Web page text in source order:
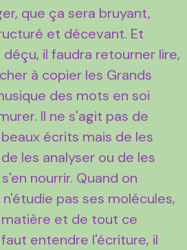
que ça sera bruyant,
et décevant. Et
il faudra retourner lire,
à copier les Grands
des mots en soi
Il ne s'agit pas de
écrits mais de les
les analyser ou de les
nourrir. Quand on
pas ses molécules,
et de tout ce
entendre l'écriture, il